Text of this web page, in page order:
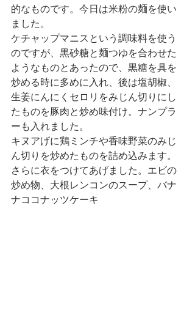
的なものです。今日は米粉の麺を使い
ました。
ケチャップマニスという調味料を使う
のですが、黒砂糖と麺つゆを合わせた
ようなものとあったので、黒糖を具を
炒める時に多めに入れ、後は塩胡椒、
生姜にんにくセロリをみじん切りにし
たものを豚肉と炒め味付け。ナンプラ
ーも入れました。
キヌアげに鶏ミンチや香味野菜のみじ
ん切りを炒めたものを詰め込みます。
さらに衣をつけてあげました。エビの
炒め物、大根レンコンのスープ、バナ
ナココナッツケーキ